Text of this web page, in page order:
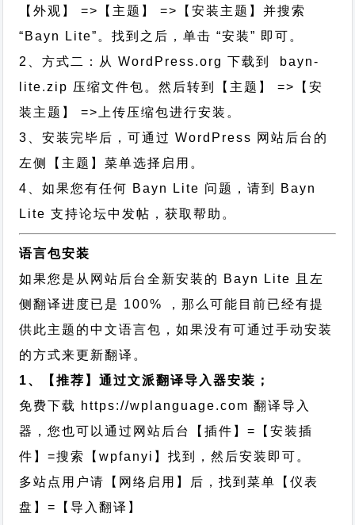
【外观】 =>【主题】 =>【安装主题】并搜索
“Bayn Lite”。找到之后，单击 “安装” 即可。
2、方式二：从 WordPress.org 下载到 bayn-
lite.zip 压缩文件包。然后转到【主题】 =>【安
装主题】 =>上传压缩包进行安装。
3、安装完毕后，可通过 WordPress 网站后台的
左侧【主题】菜单选择启用。
4、如果您有任何 Bayn Lite 问题，请到 Bayn
Lite 支持论坛中发帖，获取帮助。
语言包安装
如果您是从网站后台全新安装的 Bayn Lite 且左
侧翻译进度已是 100% ，那么可能目前已经有提
供此主题的中文语言包，如果没有可通过手动安装
的方式来更新翻译。
1、【推荐】通过文派翻译导入器安装；
免费下载 https://wplanguage.com 翻译导入
器，您也可以通过网站后台【插件】=【安装插
件】=搜索【wpfanyi】找到，然后安装即可。
多站点用户请【网络启用】后，找到菜单【仪表
盘】=【导入翻译】